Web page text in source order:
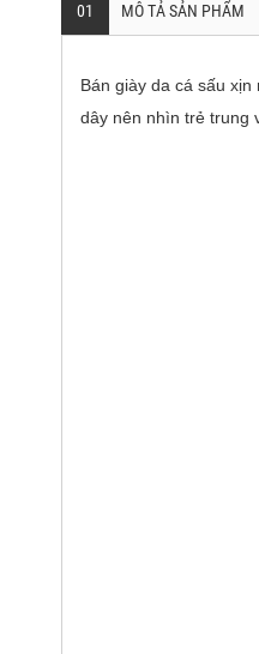
01 MÔ TẢ SẢN PHẨM
Bán giày da cá sấu
dây nên nhìn trẻ trung